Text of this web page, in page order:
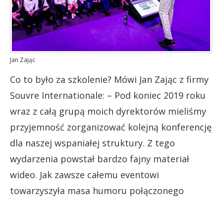
Jan Zając
Co to było za szkolenie? Mówi Jan Zając z firmy
Souvre Internationale: – Pod koniec 2019 roku
wraz z całą grupą moich dyrektorów mieliśmy
przyjemność zorganizować kolejną konferencję
dla naszej wspaniałej struktury. Z tego
wydarzenia powstał bardzo fajny materiał
wideo. Jak zawsze całemu eventowi
towarzyszyła masa humoru połączonego